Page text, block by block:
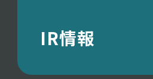
IR情報